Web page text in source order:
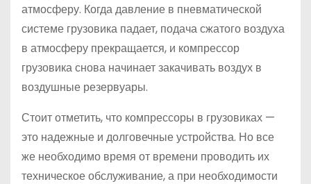
атмосферу. Когда давление в пневматической
системе грузовика падает, подача сжатого воздуха
в атмосферу прекращается, и компрессор
грузовика снова начинает закачивать воздух в
воздушные резервуары.
Стоит отметить, что компрессоры в грузовиках —
это надежные и долговечные устройства. Но все
же необходимо время от времени проводить их
техническое обслуживание, а при необходимости